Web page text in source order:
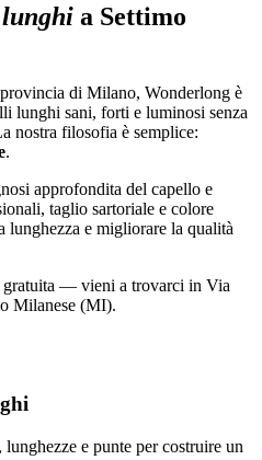
a Settimo
di Milano, Wonderlong è
lunghi sani, forti e luminosi senza
nostra filosofia è semplice:
.
approfondita del capello e
taglio sartoriale e colore
lunghezza e migliorare la qualità
gratuita — vieni a trovarci in Via
Milanese (MI).
e punte per costruire un